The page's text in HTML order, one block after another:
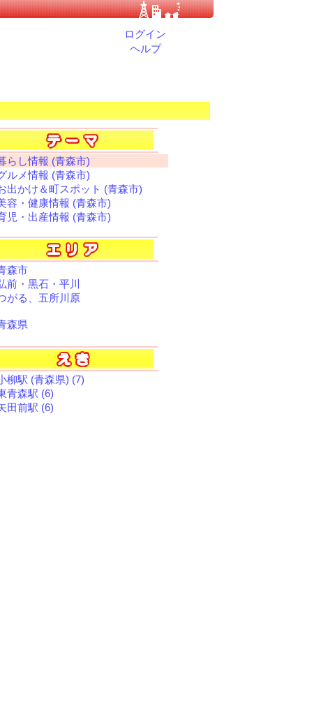
ログイン
ヘルプ
らし情報 (青森市)
ルメ情報 (青森市)
出かけ＆町スポット (青森市)
容・健康情報 (青森市)
児・出産情報 (青森市)
森市
前・黒石・平川
がる、五所川原
森県
柳駅 (青森県) (7)
青森駅 (6)
田前駅 (6)